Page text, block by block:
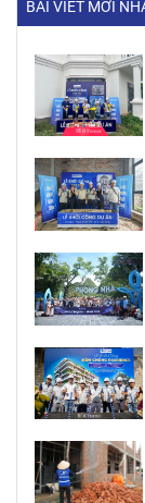
BÀI VIẾT MỚI